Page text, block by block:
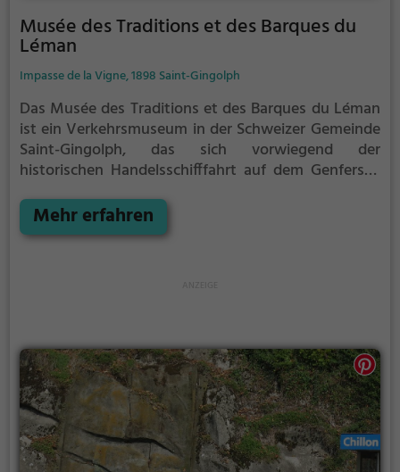
Musée des Traditions et des Barques du
Léman
Impasse de la Vigne, 1898 Saint-Gingolph
Das Musée des Traditions et des Barques du Léman
ist ein Verkehrsmuseum in der Schweizer Gemeinde
Saint-Gingolph, das sich vorwiegend der
historischen Handelsschifffahrt auf dem Genfersee
fünfhundertjährige Geschichte des Gütertransports
auf dem See dargestellt.
Mehr erfahren